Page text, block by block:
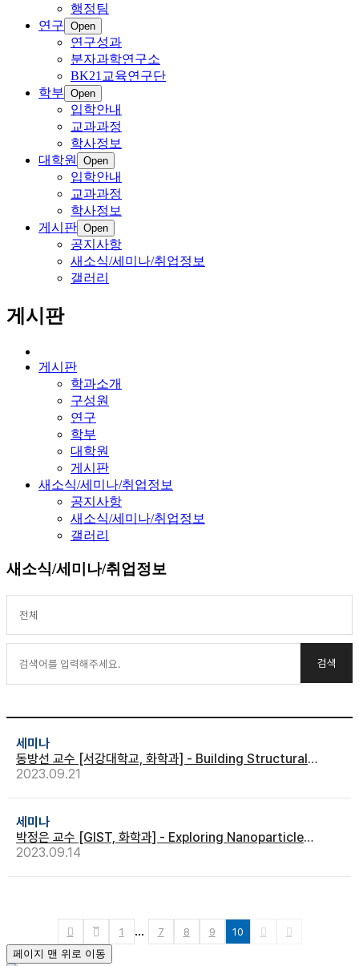
행정팀
연구 Open
연구성과
분자과학연구소
BK21교육연구단
학부 Open
입학안내
교과과정
학사정보
대학원
Open
입학안내
교과과정
학사정보
게시판 Open
공지사항
새소식/세미나/취업정보
갤러리
게시판
게시판
학과소개
구성원
연구
학부
대학원
게시판
새소식/세미나/취업정보
공지사항
새소식/세미나/취업정보
갤러리
새소식/세미나/취업정보
세미나
동방선 교수 [서강대학교, 화학과] - Building Structural
Complexity via Transition Metal Catalysis
2023.09.21
세미나
박정은 교수 [GIST, 화학과] - Exploring Nanoparticle
Plasmonics
2023.09.14
1 ··· 7 8 9
10
페이지 맨 위로 이동